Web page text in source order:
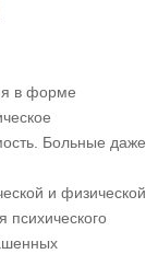
в форме
Больные даже
и физической